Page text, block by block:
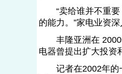
“卖给谁并不重要
的能力。”家电业资
丰隆亚洲在 2000
电器曾提出扩大投资
记者在2002年的一